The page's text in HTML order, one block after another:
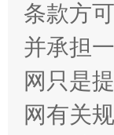
条款方
并承担
网只是
网有关